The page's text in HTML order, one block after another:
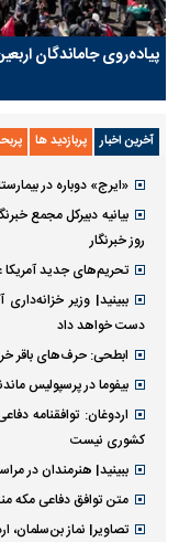
پیاده‌روی جاماندگان
آخرین اخبار پربازدید ها
«ایرج» دوباره در
بیانیه دبیرکل مجمع
روز خبرنگار
تحریم‌های جدید آمریکا
ببینید| وزیر
دست خواهد داد
ابطحی: حرف‌های باقر
بیفوما در پرسپولیس
اردوغان: توافقنامه
کشوری نیست
ببینید| هنرمندان در
متن توافق دفاعی مکه
تصاویر| نماز بن‌سلمان،